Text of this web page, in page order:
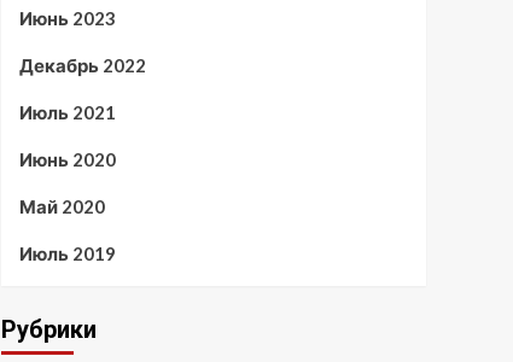
Июнь 2023
Декабрь 2022
Июль 2021
Июнь 2020
Май 2020
Июль 2019
Рубрики